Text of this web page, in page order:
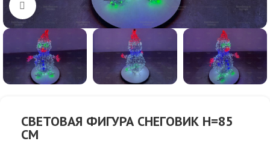
Нажмите, чтобы увеличить
СВЕТОВАЯ ФИГУРА СНЕГОВИК H=85
СМ